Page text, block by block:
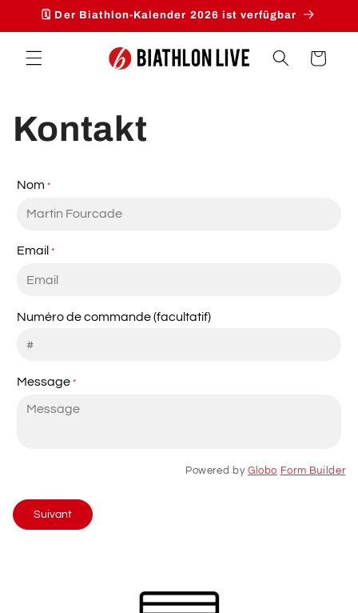
zum
Inhalt
🗓️ Der Biathlon-Kalender 2026 ist verfügbar
Warenkorb
Kontakt
Nom *
Email *
Numéro de commande (facultatif)
Message*
Powered by Globo Form Builder
Suivant